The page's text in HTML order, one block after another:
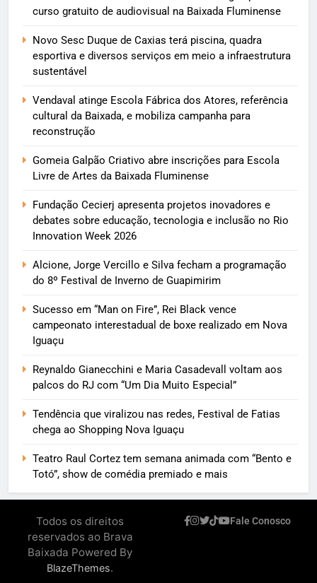
curso gratuito de audiovisual na Baixada Fluminense
Novo Sesc Duque de Caxias terá piscina, quadra
esportiva e diversos serviços em meio a infraestrutura
sustentável
Vendaval atinge Escola Fábrica dos Atores, referência
cultural da Baixada, e mobiliza campanha para
reconstrução
Gomeia Galpão Criativo abre inscrições para Escola
Livre de Artes da Baixada Fluminense
Fundação Cecierj apresenta projetos inovadores e
debates sobre educação, tecnologia e inclusão no Rio
Innovation Week 2026
Alcione, Jorge Vercillo e Silva fecham a programação
do 8º Festival de Inverno de Guapimirim
Sucesso em “Man on Fire”, Rei Black vence
campeonato interestadual de boxe realizado em Nova
Iguaçu
Reynaldo Gianecchini e Maria Casadevall voltam aos
palcos do RJ com “Um Dia Muito Especial”
Tendência que viralizou nas redes, Festival de Fatias
chega ao Shopping Nova Iguaçu
Teatro Raul Cortez tem semana animada com “Bento e
Totó”, show de comédia premiado e mais
Todos os direitos
reservados ao Brava
Baixada Powered By
BlazeThemes.
Fale Conosco